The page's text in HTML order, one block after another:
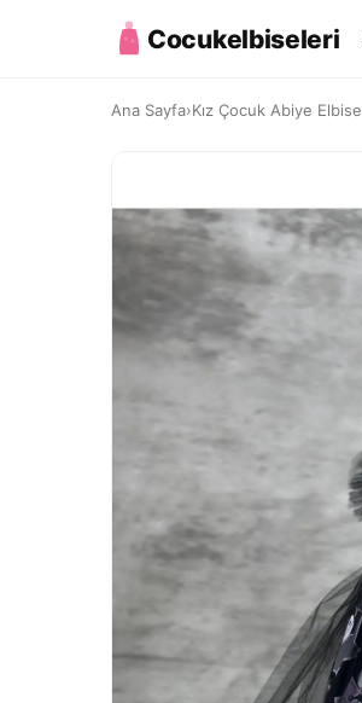
Cocukelbiseleri
Ana Sayfa›Kız Çocuk Abiye Elbise